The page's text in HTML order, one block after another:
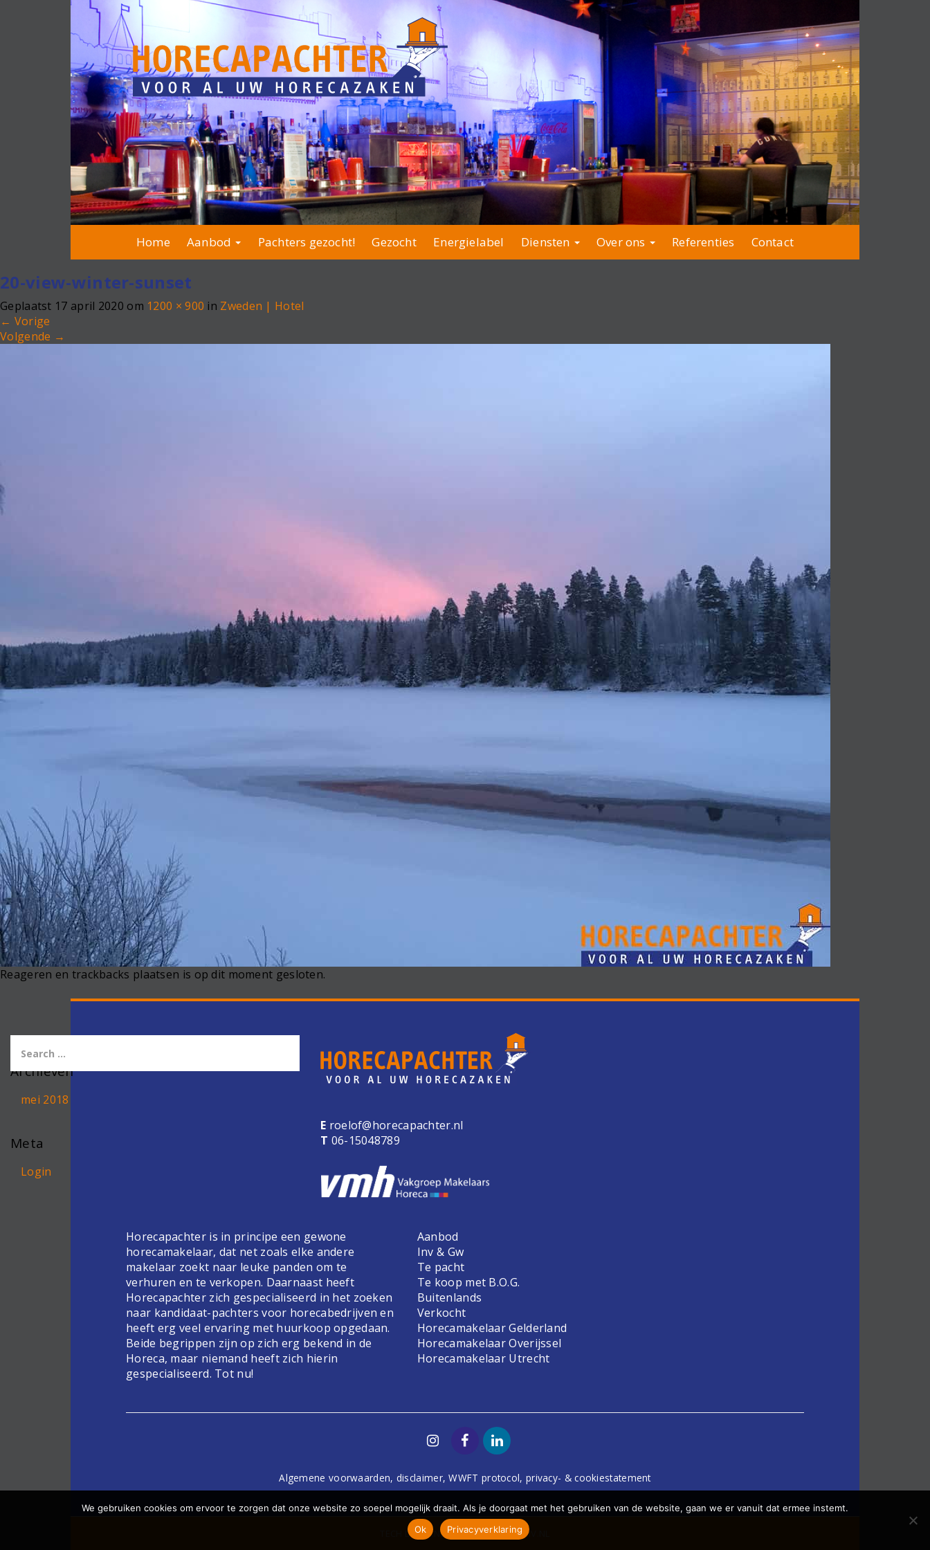
Home Aanbod Pachters gezocht! Gezocht Energielabel Diensten Over ons Referenties Contact
20-view-winter-sunset
Geplaatst 17 april 2020 om 1200 × 900 in Zweden | Hotel
← Vorige
Volgende →
Reageren en trackbacks plaatsen is op dit moment gesloten.
Archieven
mei 2018
Meta
Login
E roelof@horecapachter.nl
T 06-15048789
Horecapachter is in principe een gewone
horecamakelaar, dat net zoals elke andere
makelaar zoekt naar leuke panden om te
verhuren en te verkopen. Daarnaast heeft
Horecapachter zich gespecialiseerd in het zoeken
naar kandidaat-pachters voor horecabedrijven en
heeft erg veel ervaring met huurkoop opgedaan.
Beide begrippen zijn op zich erg bekend in de
Horeca, maar niemand heeft zich hierin
gespecialiseerd. Tot nu!
Aanbod
Inv & Gw
Te pacht
Te koop met B.O.G.
Buitenlands
Verkocht
Horecamakelaar Gelderland
Horecamakelaar Overijssel
Horecamakelaar Utrecht
Algemene voorwaarden, disclaimer,WWFT protocol, privacy- & cookiestatement
DODO.NL | DESIGNSTUDIOVIV.NL
We gebruiken cookies om ervoor te zorgen dat onze website zo soepel mogelijk draait. Als je doorgaat met het gebruiken van de website, gaan we er vanuit dat ermee instemt.
Ok
Privacyverklaring